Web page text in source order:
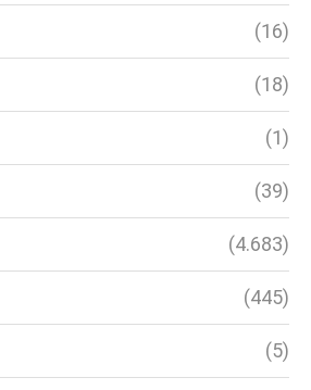
(16)
(18)
(1)
(39)
(4.683)
(445)
(5)